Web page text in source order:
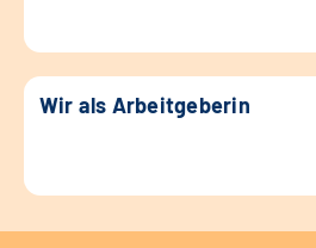
Wir als Arbeitgeberin